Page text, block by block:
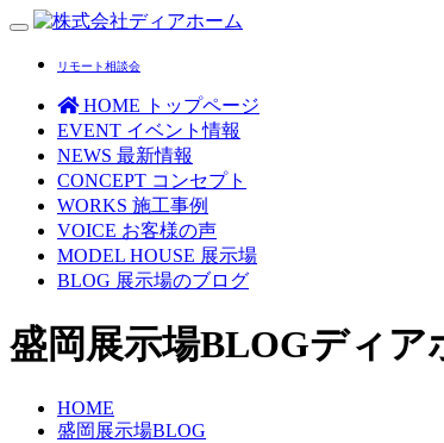
Toggle
リモート相談会
HOME
トップページ
EVENT イベント情報
NEWS 最新情報
CONCEPT コンセプト
WORKS 施工事例
VOICE お客様の声
MODEL HOUSE 展示場
BLOG 展示場のブログ
盛岡展示場BLOGディア
HOME
盛岡展示場BLOG